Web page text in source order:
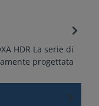
HDR La serie di
progettata